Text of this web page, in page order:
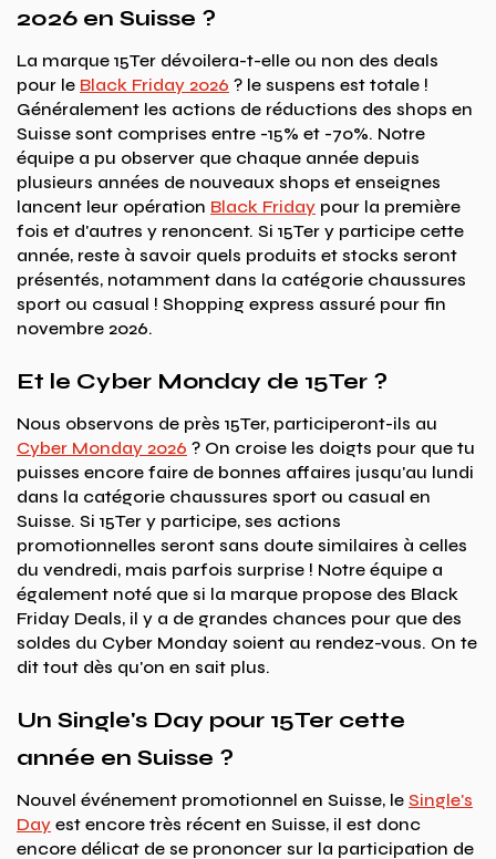
2026 en Suisse ?
La marque 15Ter dévoilera-t-elle ou non des deals
pour le Black Friday 2026 ? le suspens est totale !
Généralement les actions de réductions des shops en
Suisse sont comprises entre -15% et -70%. Notre
équipe a pu observer que chaque année depuis
plusieurs années de nouveaux shops et enseignes
lancent leur opération Black Friday pour la première
fois et d'autres y renoncent. Si 15Ter y participe cette
année, reste à savoir quels produits et stocks seront
présentés, notamment dans la catégorie chaussures
sport ou casual ! Shopping express assuré pour fin
novembre 2026.
Et le Cyber Monday de 15Ter ?
Nous observons de près 15Ter, participeront-ils au
Cyber Monday 2026 ? On croise les doigts pour que tu
puisses encore faire de bonnes affaires jusqu'au lundi
dans la catégorie chaussures sport ou casual en
Suisse. Si 15Ter y participe, ses actions
promotionnelles seront sans doute similaires à celles
du vendredi, mais parfois surprise ! Notre équipe a
également noté que si la marque propose des Black
Friday Deals, il y a de grandes chances pour que des
soldes du Cyber Monday soient au rendez-vous. On te
dit tout dès qu'on en sait plus.
Un Single's Day pour 15Ter cette
année en Suisse ?
Nouvel événement promotionnel en Suisse, le Single's
Day est encore très récent en Suisse, il est donc
encore délicat de se prononcer sur la participation de